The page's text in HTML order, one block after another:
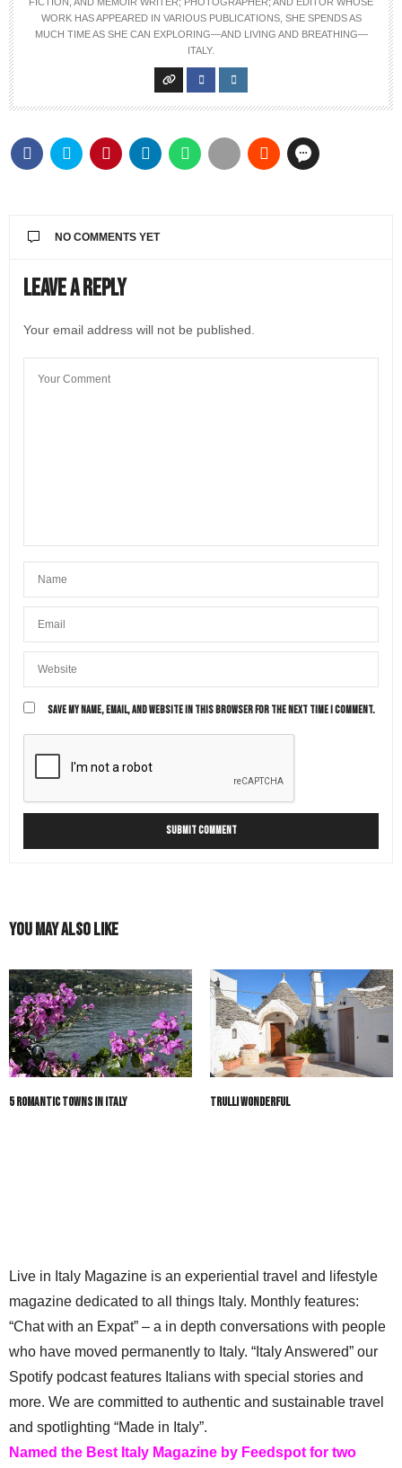
WORK HAS APPEARED IN VARIOUS PUBLICATIONS, SHE SPENDS AS
MUCH TIME AS SHE CAN EXPLORING—AND LIVING AND BREATHING—
ITALY.
NO COMMENTS YET
Leave a Reply
Your email address will not be published.
SAVE MY NAME, EMAIL, AND WEBSITE IN THIS BROWSER FOR THE NEXT TIME I COMMENT.
You May Also Like
5 Romantic Towns in Italy Trulli Wonderful
Live in Italy Magazine is an experiential travel and lifestyle
magazine dedicated to all things Italy. Monthly features:
“Chat with an Expat” – a in depth conversations with people
who have moved permanently to Italy. “Italy Answered” our
Spotify podcast features Italians with special stories and
more. We are committed to authentic and sustainable travel
and spotlighting “Made in Italy”.
Named the Best Italy Magazine by Feedspot for two